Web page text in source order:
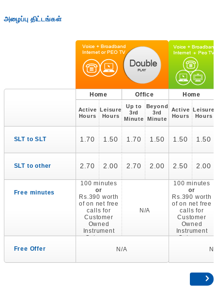
அழைப்பு திட்டங்கள்
SLT to SLT
SLT to other
Free minutes
Free Offer
Home Office
Active
Hours
Leisure
Hours
Up to
3rd
Minute
Beyond
3rd
Minute
1.70 1.50 1.70 1.50
2.70 2.00 2.70 2.00
100 minutes
or
Rs.390 worth
of on net free
calls for
Customer
Owned
Instrument
Category
N/A
N/A
Home
Active
Hours
Leisure
Hours
1.50 1.50
2.50 2.00
100 minutes
or
Rs.390 worth
of on net free
calls for
Customer
Owned
Instrument
Category